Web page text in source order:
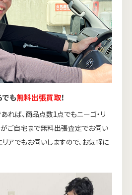
でも無料出張買取！
れば、商品点数1点でもニーゴ・リ
ご自宅まで無料出張査定でお伺い
リアでもお伺いしますので、お気軽に